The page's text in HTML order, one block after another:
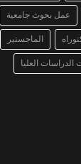
عمل بحوث جامعية
الماجستير
الدراسات العليا